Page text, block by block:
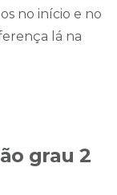
no início e no
lá na
grau 2